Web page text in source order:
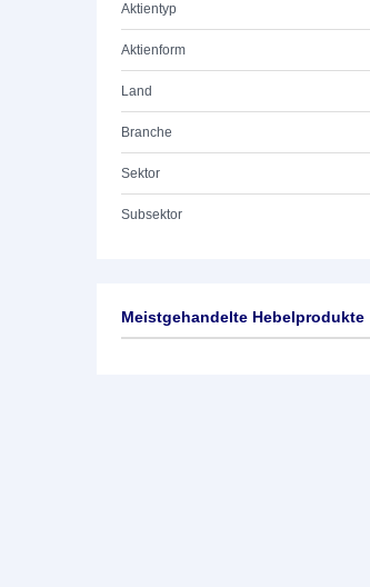
Aktientyp
Aktienform
Land
Branche
Sektor
Subsektor
Meistgehandelte Hebelprodukte